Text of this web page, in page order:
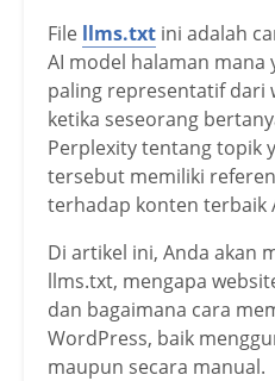
File llms.txt ini adalah
AI model halaman mana
paling representatif dari
ketika seseorang
Perplexity tentang topik
tersebut memiliki
terhadap konten terbaik
Di artikel ini, Anda akan
llms.txt, mengapa
dan bagaimana cara
WordPress, baik
maupun secara manual.